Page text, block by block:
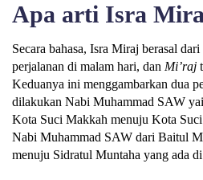
Apa arti Isra
Secara bahasa, Isra Miraj berasal dari
perjalanan di malam hari, dan Mi’raj
Keduanya ini menggambarkan dua
dilakukan Nabi Muhammad SAW
Kota Suci Makkah menuju Kota
Nabi Muhammad SAW dari Baitul
menuju Sidratul Muntaha yang ada